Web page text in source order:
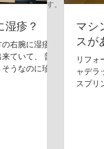
いております。
疹？
右腕に湿疹の
ていて、 普
うなのに珍し
マシ
スが
リフォ
ャデラ
スプリ